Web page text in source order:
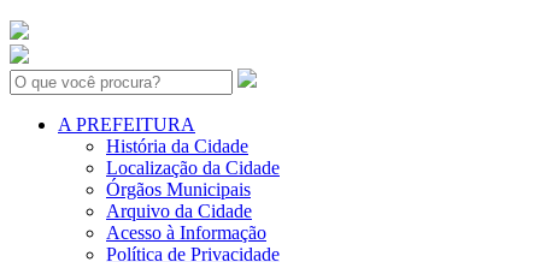
Search:
A PREFEITURA
História da Cidade
Localização da Cidade
Órgãos Municipais
Arquivo da Cidade
Acesso à Informação
Política de Privacidade